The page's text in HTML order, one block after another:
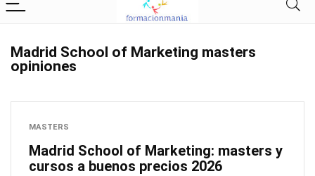
Madrid School of Marketing masters
opiniones
MASTERS
Madrid School of Marketing: masters y
cursos a buenos precios 2026